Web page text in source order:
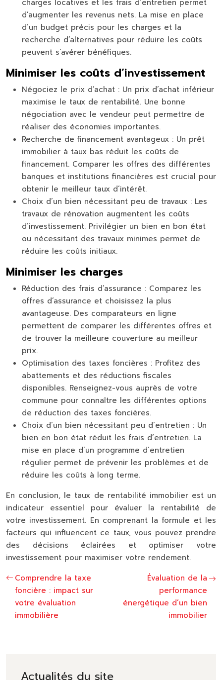
charges locatives et les frais d’entretien permet
d’augmenter les revenus nets. La mise en place
d’un budget précis pour les charges et la
recherche d’alternatives pour réduire les coûts
peuvent s’avérer bénéfiques.
Minimiser les coûts d’investissement
Négociez le prix d’achat : Un prix d’achat inférieur
maximise le taux de rentabilité. Une bonne
négociation avec le vendeur peut permettre de
réaliser des économies importantes.
Recherche de financement avantageux : Un prêt
immobilier à taux bas réduit les coûts de
financement. Comparer les offres des différentes
banques et institutions financières est crucial pour
obtenir le meilleur taux d’intérêt.
Choix d’un bien nécessitant peu de travaux : Les
travaux de rénovation augmentent les coûts
d’investissement. Privilégier un bien en bon état
ou nécessitant des travaux minimes permet de
réduire les coûts initiaux.
Minimiser les charges
Réduction des frais d’assurance : Comparez les
offres d’assurance et choisissez la plus
avantageuse. Des comparateurs en ligne
permettent de comparer les différentes offres et
de trouver la meilleure couverture au meilleur
prix.
Optimisation des taxes foncières : Profitez des
abattements et des réductions fiscales
disponibles. Renseignez-vous auprès de votre
commune pour connaître les différentes options
de réduction des taxes foncières.
Choix d’un bien nécessitant peu d’entretien : Un
bien en bon état réduit les frais d’entretien. La
mise en place d’un programme d’entretien
régulier permet de prévenir les problèmes et de
réduire les coûts à long terme.
En conclusion, le taux de rentabilité immobilier est un
indicateur essentiel pour évaluer la rentabilité de
votre investissement. En comprenant la formule et les
facteurs qui influencent ce taux, vous pouvez prendre
des décisions éclairées et optimiser votre
investissement pour maximiser votre rendement.
Comprendre la taxe
foncière : impact sur
votre évaluation
immobilière
Évaluation de la
performance
énergétique d’un bien
immobilier
Actualités du site